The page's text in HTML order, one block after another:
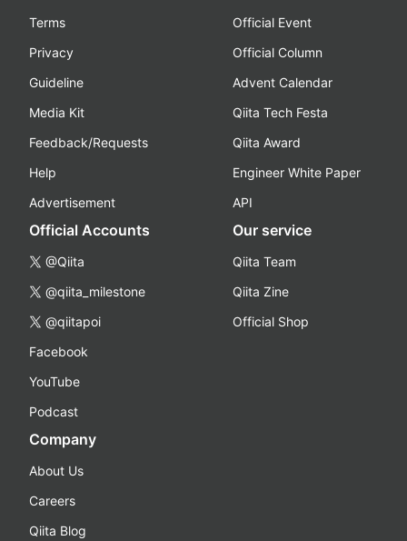
Terms
Privacy
Guideline
Media Kit
Feedback/Requests
Help
Advertisement
Official Event
Official Column
Advent Calendar
Qiita Tech Festa
Qiita Award
Engineer White Paper
API
Official Accounts
@Qiita
@qiita_milestone
@qiitapoi
Facebook
YouTube
Podcast
Our service
Qiita Team
Qiita Zine
Official Shop
Company
About Us
Careers
Qiita Blog